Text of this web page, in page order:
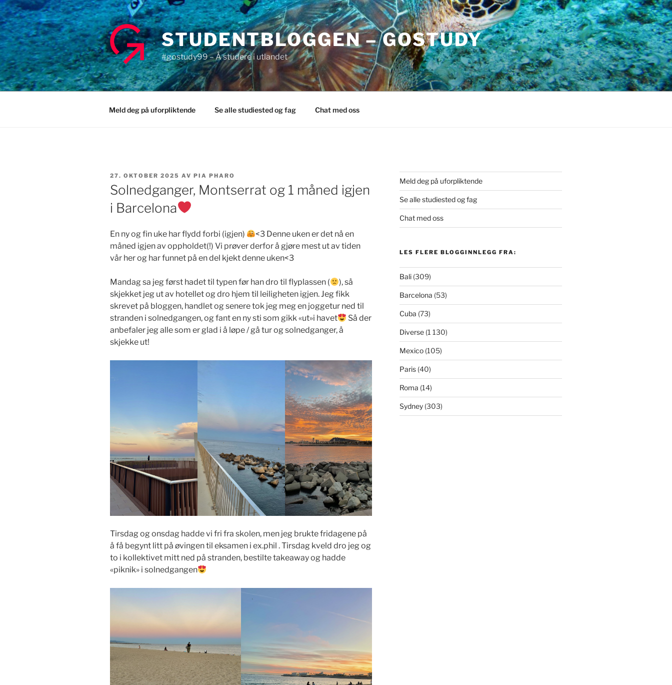
Gå
til
innhold
STUDENTBLOGGEN – GOSTUDY
#gostudy99 – Å studere i utlandet
Meld deg på uforpliktende Se alle studiested og fag Chat med oss
PUBLISERT
27. OKTOBER 2025 AV PIA PHARO
Solnedganger, Montserrat og 1 måned igjen
i Barcelona
En ny og fin uke har flydd forbi (igjen)
<3 Denne uken er det nå en
måned igjen av oppholdet(!) Vi prøver derfor å gjøre mest ut av tiden
vår her og har funnet på en del kjekt denne uken<3
Mandag sa jeg først hadet til typen før han dro til flyplassen (
), så
skjekket jeg ut av hotellet og dro hjem til leiligheten igjen. Jeg fikk
skrevet på bloggen, handlet og senere tok jeg meg en joggetur ned til
stranden i solnedgangen, og fant en ny sti som gikk «ut»i havet
Så der
anbefaler jeg alle som er glad i å løpe / gå tur og solnedganger, å
skjekke ut!
Tirsdag og onsdag hadde vi fri fra skolen, men jeg brukte fridagene på
å få begynt litt på øvingen til eksamen i ex.phil . Tirsdag kveld dro jeg og
to i kollektivet mitt ned på stranden, bestilte takeaway og hadde
«piknik» i solnedgangen
Meld deg på uforpliktende
Se alle studiested og fag
Chat med oss
LES FLERE BLOGGINNLEGG FRA:
Bali(309)
Barcelona (53)
Cuba (73)
Diverse(1 130)
Mexico(105)
Paris(40)
Roma (14)
Sydney(303)